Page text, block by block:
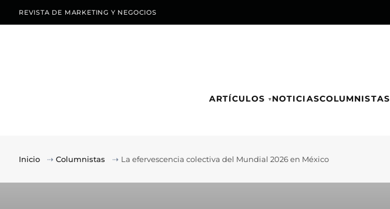
REVISTA DE MARKETING Y NEGOCIOS
ARTÍCULOS NOTICIASCOLUMNISTAS
Inicio ⇢ Columnistas ⇢ La efervescencia colectiva del Mundial 2026 en México